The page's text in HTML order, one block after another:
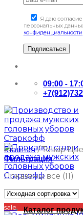
Я даю
персональных
конфиденциальности
09:00 -
Каталог
Главная /Товар
Фильтрация
Показаны все (11)
sale